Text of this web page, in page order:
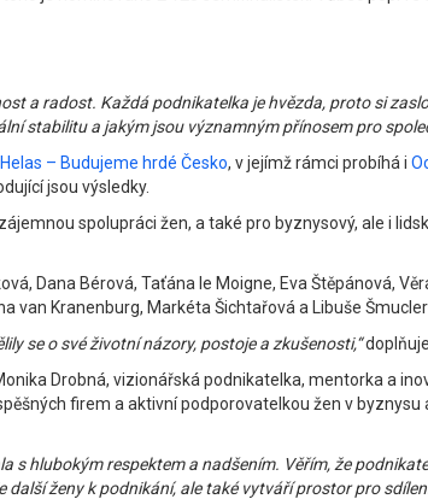
a radost. Každá podnikatelka je hvězda, proto si
stabilitu a jakým jsou významným přínosem pro
– Budujeme hrdé Česko, v jejímž rámci probíhá i
jsou výsledky.
spolupráci žen, a také pro byznysový, ale i
Dana Bérová, Taťána le Moigne, Eva Štěpánová,
van Kranenburg, Markéta Šichtařová a Libuše
se o své životní názory, postoje a zkušenosti,“
Drobná, vizionářská podnikatelka, mentorka a
firem a aktivní podporovatelkou žen v
s hlubokým respektem a nadšením. Věřím, že
ženy k podnikání, ale také vytváří prostor pro